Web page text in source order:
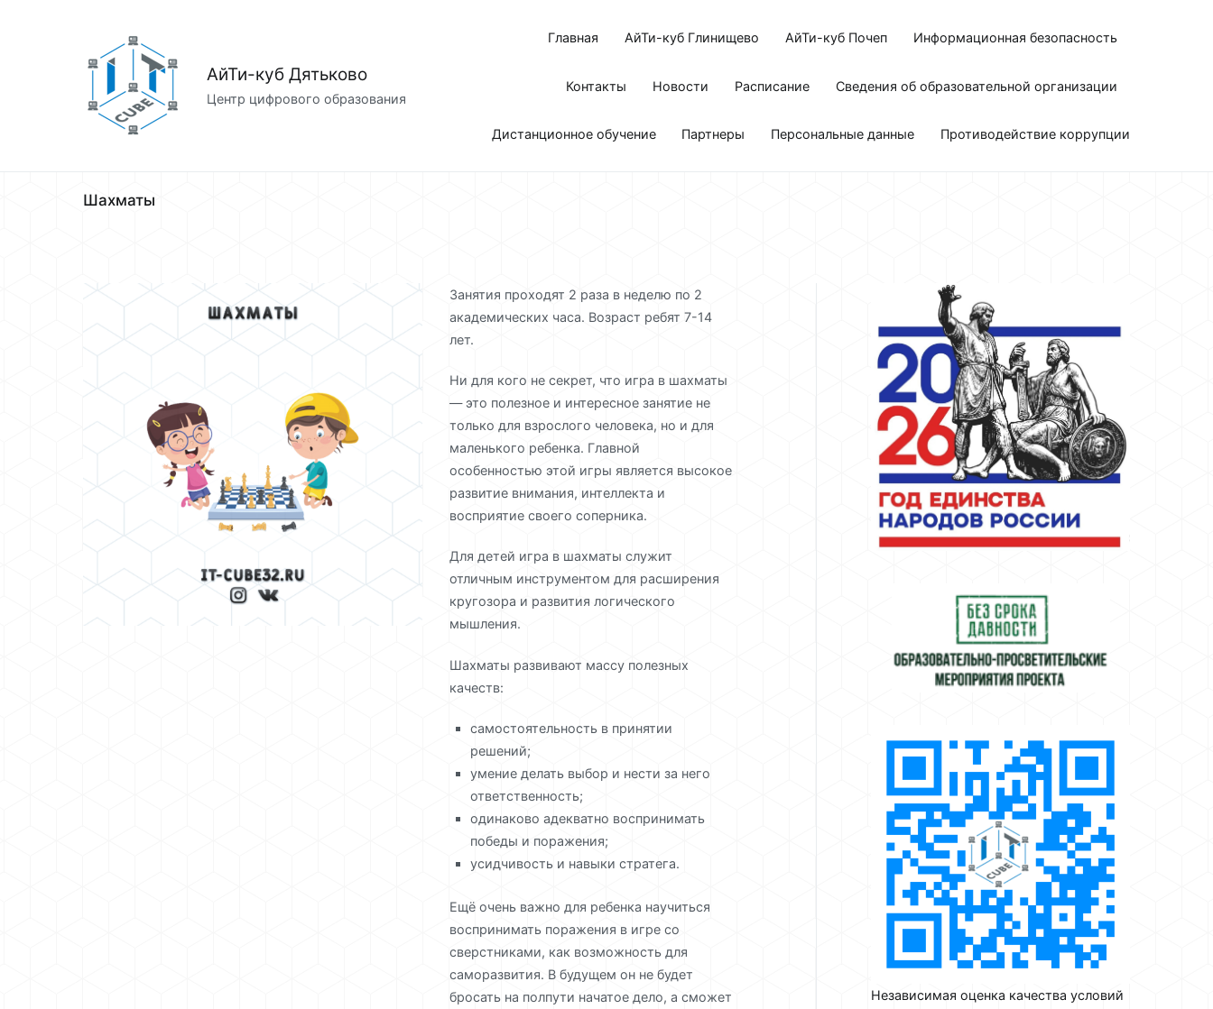
содержимому
АйТи-куб Дятьково
Центр цифрового образования
Главная АйТи-куб Глинищево АйТи-куб Почеп Информационная безопасность
Контакты Новости Расписание Сведения об образовательной организации
Дистанционное обучение Партнеры Персональные данные Противодействие коррупции
Шахматы
Занятия проходят 2 раза в неделю по 2
академических часа. Возраст ребят 7-14
лет.
Ни для кого не секрет, что игра в шахматы
— это полезное и интересное занятие не
только для взрослого человека, но и для
маленького ребенка. Главной
особенностью этой игры является высокое
развитие внимания, интеллекта и
восприятие своего соперника.
Для детей игра в шахматы служит
отличным инструментом для расширения
кругозора и развития логического
мышления.
Шахматы развивают массу полезных
качеств:
самостоятельность в принятии
решений;
умение делать выбор и нести за него
ответственность;
одинаково адекватно воспринимать
победы и поражения;
усидчивость и навыки стратега.
Ещё очень важно для ребенка научиться
воспринимать поражения в игре со
сверстниками, как возможность для
саморазвития. В будущем он не будет
бросать на полпути начатое дело, а сможет
Независимая оценка качества условий